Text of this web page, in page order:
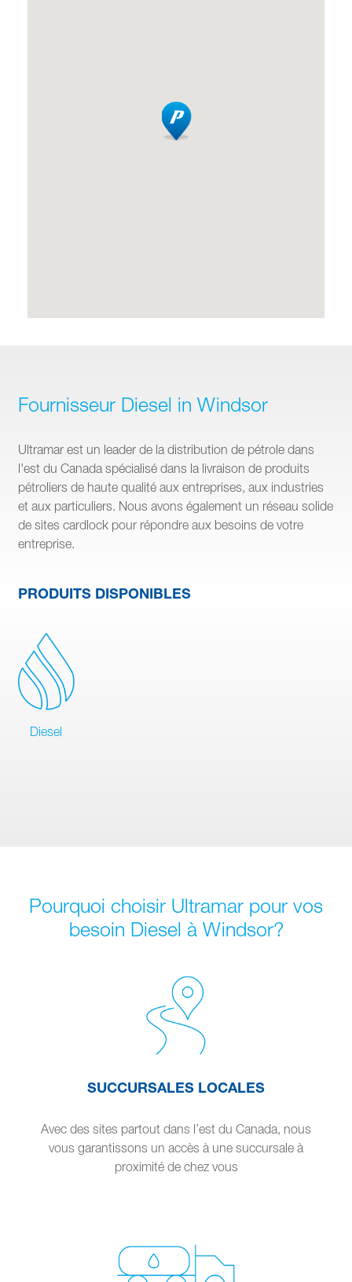
Fournisseur Diesel in Windsor
Ultramar est un leader de la distribution de pétrole dans
l'est du Canada spécialisé dans la livraison de produits
pétroliers de haute qualité aux entreprises, aux industries
et aux particuliers. Nous avons également un réseau solide
de sites cardlock pour répondre aux besoins de votre
entreprise.
PRODUITS DISPONIBLES
Diesel
Pourquoi choisir Ultramar pour vos
besoin Diesel à Windsor?
SUCCURSALES LOCALES
Avec des sites partout dans l’est du Canada, nous
vous garantissons un accès à une succursale à
proximité de chez vous